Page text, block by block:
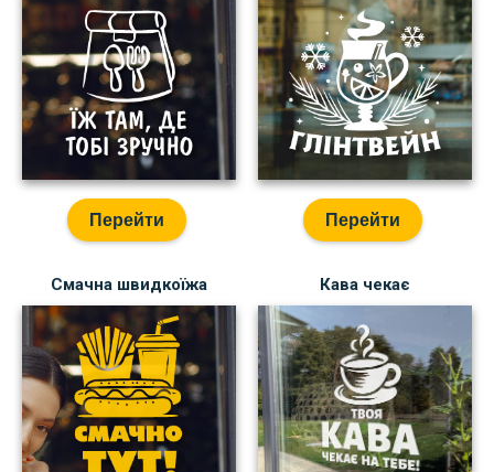
Перейти Перейти
Смачна швидкоїжа Кава чекає